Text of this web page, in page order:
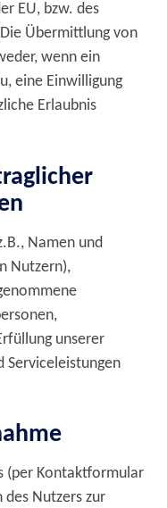
EU, bzw. des
Übermittlung von
wenn ein
eine Einwilligung
Erlaubnis
Namen und
Nutzern),
unserer
Serviceleistungen
(per Kontaktformular
Nutzers zur